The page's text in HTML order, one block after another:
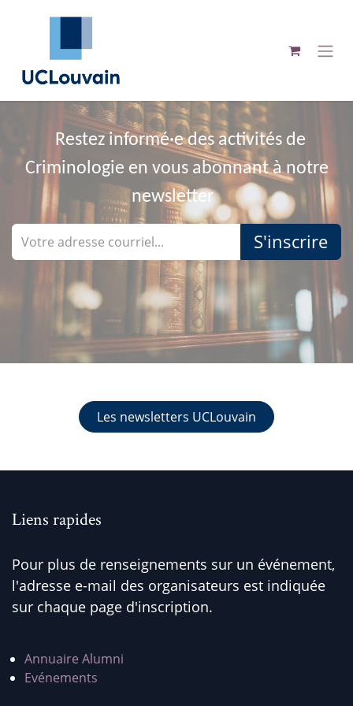
Se rendre au contenu
Restez informé·e des activités de
Criminologie en vous abonnant à notre
newsletter
S'inscrire
Les newsletters UCLouvain
Liens rapides
Pour plus de renseignements sur un événement,
l'adresse e-mail des organisateurs est indiquée
sur chaque page d'inscription.
Annuaire Alumni
Evénements